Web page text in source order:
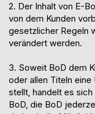
2. Der Inhalt von E-
von dem Kunden
gesetzlicher Regeln
verändert werden.
3. Soweit BoD dem
oder allen Titeln
stellt, handelt es
BoD, die BoD